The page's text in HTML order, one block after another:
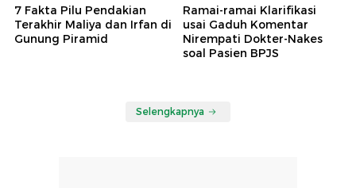
7 Fakta Pilu Pendakian
Terakhir Maliya dan Irfan di
Gunung Piramid
Ramai-ramai Klarifikasi
usai Gaduh Komentar
Nirempati Dokter-Nakes
soal Pasien BPJS
Selengkapnya